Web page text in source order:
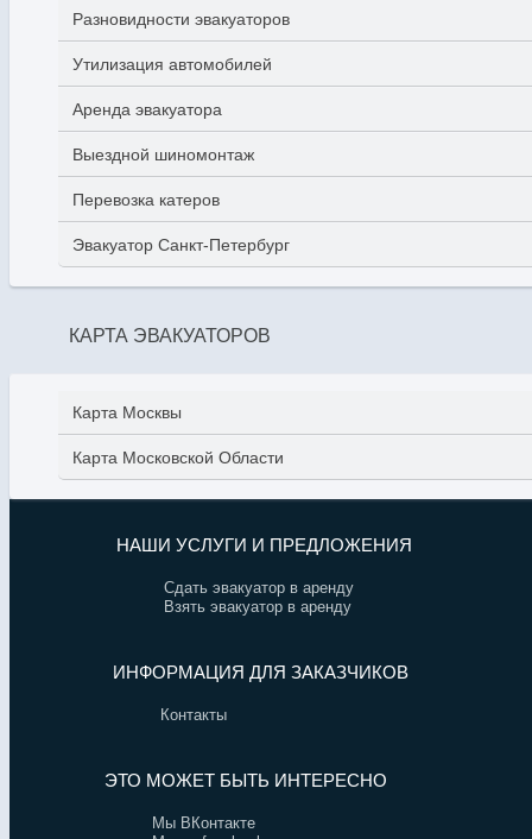
Разновидности эвакуаторов
Утилизация автомобилей
Аренда эвакуатора
Выездной шиномонтаж
Перевозка катеров
Эвакуатор Санкт-Петербург
КАРТА ЭВАКУАТОРОВ
Карта Москвы
Карта Московской Области
НАШИ УСЛУГИ И ПРЕДЛОЖЕНИЯ
Сдать эвакуатор в аренду
Взять эвакуатор в аренду
ИНФОРМАЦИЯ ДЛЯ ЗАКАЗЧИКОВ
Контакты
ЭТО МОЖЕТ БЫТЬ ИНТЕРЕСНО
Мы ВКонтакте